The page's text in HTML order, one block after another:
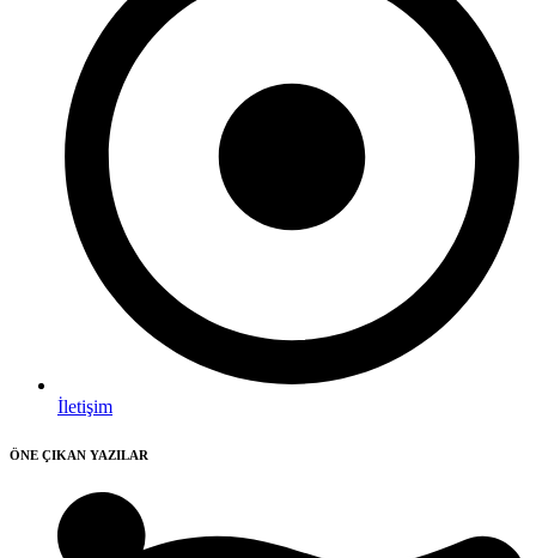
İletişim
ÖNE ÇIKAN YAZILAR